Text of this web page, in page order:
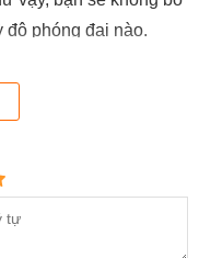
phóng đại nào.
2.0 đi
các khả năng đo
mô hình chuyên
biến 5 Megapixel